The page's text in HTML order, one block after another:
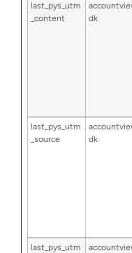
last_pys_utm
_content
dk
last_pys_utm
_source
dk
last_pys_utm